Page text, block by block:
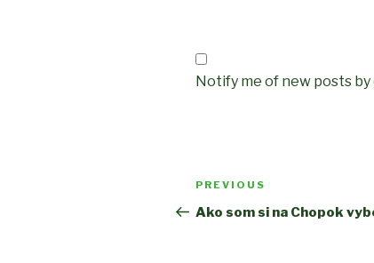
Notify me of new posts by
Post
navigation
Previous
Post
PREVIOUS
Ako som si na Chopok